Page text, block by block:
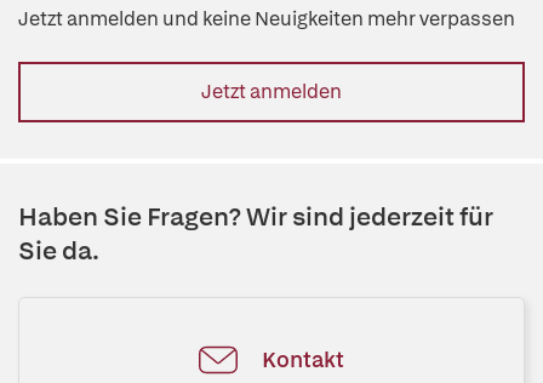
Jetzt anmelden und keine Neuigkeiten mehr verpassen
Jetzt anmelden
Haben Sie Fragen? Wir sind jederzeit für
Sie da.
Kontakt